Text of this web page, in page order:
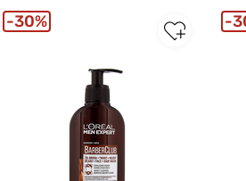
30%